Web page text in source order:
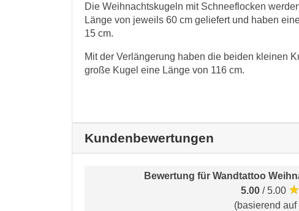
Die Weihnachtskugeln mit Schneeflocken
Länge von jeweils 60 cm geliefert und haben
15 cm.
Mit der Verlängerung haben die beiden kleinen
große Kugel eine Länge von 116 cm.
Kundenbewertungen
Bewertung für Wandtattoo
5.00 / 5.00
(basierend